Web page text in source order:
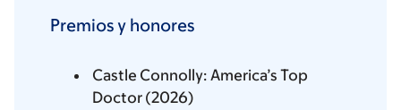
Premios y honores
Castle Connolly: America’s Top
Doctor (2026)